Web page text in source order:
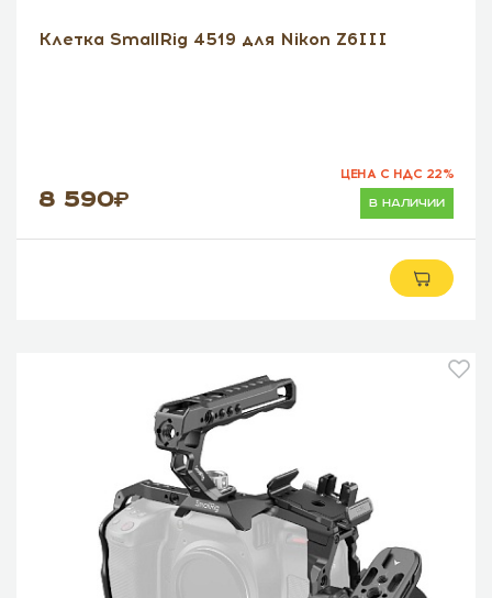
Клетка SmallRig 4519 для Nikon Z6III
8 590 в наличии
ЦЕНА С НДС 22%